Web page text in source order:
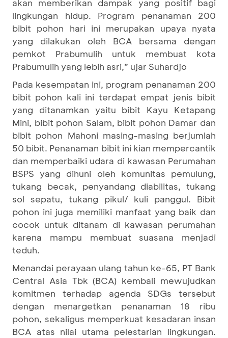
akan memberikan dampak yang positif bagi
lingkungan hidup. Program penanaman 200
bibit pohon hari ini merupakan upaya nyata
yang dilakukan oleh BCA bersama dengan
pemkot Prabumulih untuk membuat kota
Prabumulih yang lebih asri,” ujar Suhardjo
Pada kesempatan ini, program penanaman 200
bibit pohon kali ini terdapat empat jenis bibit
yang ditanamkan yaitu bibit Kayu Ketapang
Mini, bibit pohon Salam, bibit pohon Damar dan
bibit pohon Mahoni masing-masing berjumlah
50 bibit. Penanaman bibit ini kian mempercantik
dan memperbaiki udara di kawasan Perumahan
BSPS yang dihuni oleh komunitas pemulung,
tukang becak, penyandang diabilitas, tukang
sol sepatu, tukang pikul/ kuli panggul. Bibit
pohon ini juga memiliki manfaat yang baik dan
cocok untuk ditanam di kawasan perumahan
karena mampu membuat suasana menjadi
teduh.
Menandai perayaan ulang tahun ke-65, PT Bank
Central Asia Tbk (BCA) kembali mewujudkan
komitmen terhadap agenda SDGs tersebut
dengan menargetkan penanaman 18 ribu
pohon, sekaligus memperkuat kesadaran insan
BCA atas nilai utama pelestarian lingkungan.